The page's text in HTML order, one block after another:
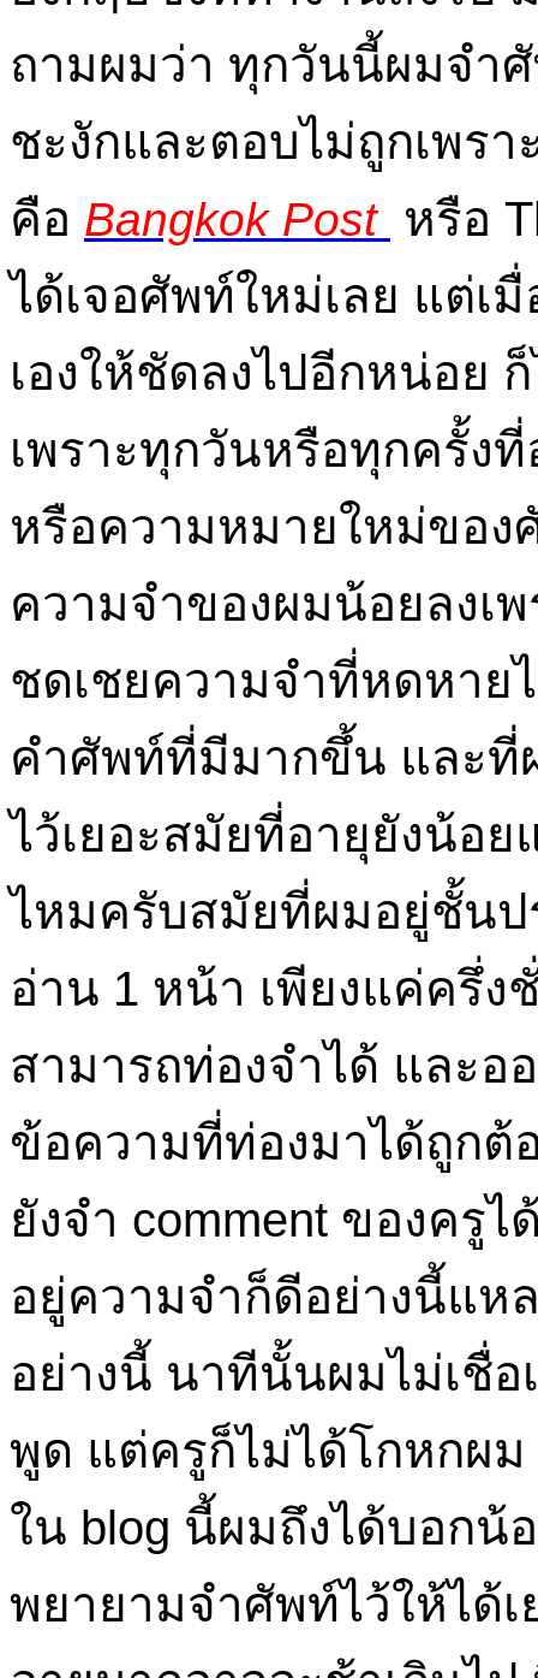
ถามผมว่า ทุกวันนี้ผมจำ
ชะงักและตอบไม่ถูกเพร
คือ Bangkok Post หรือ
ได้เจอศัพท์ใหม่เลย แต่เ
เองให้ชัดลงไปอีกหน่อย
เพราะทุกวันหรือทุกครั้ง
หรือความหมายใหม่ของ
ความจำของผมน้อยลงเ
ชดเชยความจำที่หดหาย
คำศัพท์ที่มีมากขึ้น และที่
ไว้เยอะสมัยที่อายุยังน้อ
ไหมครับสมัยที่ผมอยู่ชั้นป
อ่าน 1 หน้า เพียงแค่ครึ่ง
สามารถท่องจำได้ และ
ข้อความที่ท่องมาได้ถูกต้
ยังจำ comment ของครู
อยู่ความจำก็ดีอย่างนี้แห
อย่างนี้ นาทีนั้นผมไม่เชื่อ
พูด แต่ครูก็ไม่ได้โกหกผ
ใน blog นี้ผมถึงได้บอกน้
พยายามจำศัพท์ไว้ให้ได้เ